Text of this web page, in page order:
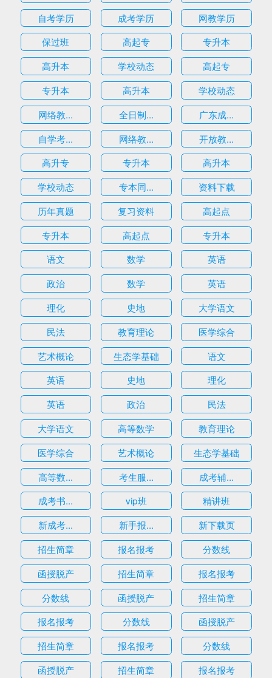
自考学历 成考学历
网教学历
保过班
高起专
专升本
高升本
学校动态
高起专
专升本
高升本
学校动态
网络教...
全日制...
广东成...
自学考...
网络教...
开放教...
高升专
专升本
高升本
学校动态
专本同...
资料下载
历年真题
复习资料
高起点
专升本
高起点
专升本
语文
数学
英语
政治
数学
英语
理化
史地
大学语文
民法
教育理论
医学综合
艺术概论
生态学基础
语文
英语
史地
理化
英语
政治
民法
大学语文
高等数学
教育理论
医学综合
艺术概论
生态学基础
高等数...
考生服...
成考辅...
成考书...
vip班
精讲班
新成考...
新手报...
新下载页
招生简章
报名报考
分数线
函授脱产
招生简章
报名报考
分数线
函授脱产
招生简章
报名报考
分数线
函授脱产
招生简章
报名报考
分数线
函授脱产
招生简章
报名报考